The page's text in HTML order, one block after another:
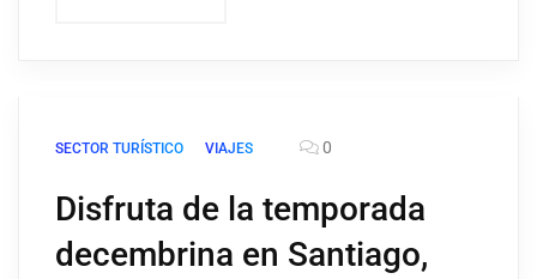
SECTOR TURÍSTICO VIAJES 0
Disfruta de la temporada
decembrina en Santiago,